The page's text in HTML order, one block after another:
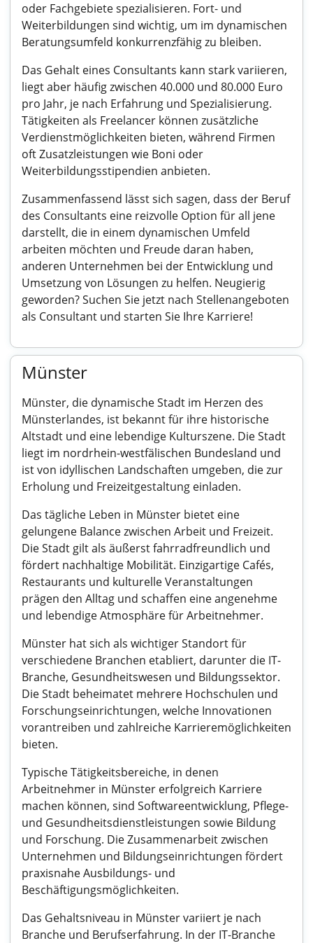
oder Fachgebiete spezialisieren. Fort- und
Weiterbildungen sind wichtig, um im dynamischen
Beratungsumfeld konkurrenzfähig zu bleiben.
Das Gehalt eines Consultants kann stark variieren,
liegt aber häufig zwischen 40.000 und 80.000 Euro
pro Jahr, je nach Erfahrung und Spezialisierung.
Tätigkeiten als Freelancer können zusätzliche
Verdienstmöglichkeiten bieten, während Firmen
oft Zusatzleistungen wie Boni oder
Weiterbildungsstipendien anbieten.
Zusammenfassend lässt sich sagen, dass der Beruf
des Consultants eine reizvolle Option für all jene
darstellt, die in einem dynamischen Umfeld
arbeiten möchten und Freude daran haben,
anderen Unternehmen bei der Entwicklung und
Umsetzung von Lösungen zu helfen. Neugierig
geworden? Suchen Sie jetzt nach Stellenangeboten
als Consultant und starten Sie Ihre Karriere!
Münster
Münster, die dynamische Stadt im Herzen des
Münsterlandes, ist bekannt für ihre historische
Altstadt und eine lebendige Kulturszene. Die Stadt
liegt im nordrhein-westfälischen Bundesland und
ist von idyllischen Landschaften umgeben, die zur
Erholung und Freizeitgestaltung einladen.
Das tägliche Leben in Münster bietet eine
gelungene Balance zwischen Arbeit und Freizeit.
Die Stadt gilt als äußerst fahrradfreundlich und
fördert nachhaltige Mobilität. Einzigartige Cafés,
Restaurants und kulturelle Veranstaltungen
prägen den Alltag und schaffen eine angenehme
und lebendige Atmosphäre für Arbeitnehmer.
Münster hat sich als wichtiger Standort für
verschiedene Branchen etabliert, darunter die IT-
Branche, Gesundheitswesen und Bildungssektor.
Die Stadt beheimatet mehrere Hochschulen und
Forschungseinrichtungen, welche Innovationen
vorantreiben und zahlreiche Karrieremöglichkeiten
bieten.
Typische Tätigkeitsbereiche, in denen
Arbeitnehmer in Münster erfolgreich Karriere
machen können, sind Softwareentwicklung, Pflege-
und Gesundheitsdienstleistungen sowie Bildung
und Forschung. Die Zusammenarbeit zwischen
Unternehmen und Bildungseinrichtungen fördert
praxisnahe Ausbildungs- und
Beschäftigungsmöglichkeiten.
Das Gehaltsniveau in Münster variiert je nach
Branche und Berufserfahrung. In der IT-Branche